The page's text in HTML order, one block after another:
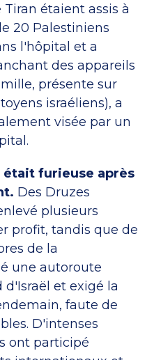
étaient assis à
20 Palestiniens
l'hôpital et a
des appareils
présente sur
israéliens), a
visée par un
était furieuse après
Des Druzes
plusieurs
profit, tandis que de
de la
une autoroute
et exigé la
faute de
D'intenses
ont participé